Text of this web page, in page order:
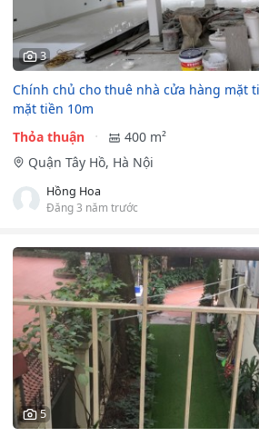
3
Chính chủ cho thuê nhà cửa hàng mặt
mặt tiền 10m
Thỏa thuận
400 m²
Quận Tây Hồ, Hà Nội
Hồng Hoa
Đăng 3 năm trước
5